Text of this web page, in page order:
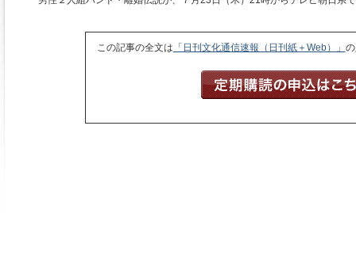
この記事の全文は 「日刊文化通信速報（日刊紙＋Web）」